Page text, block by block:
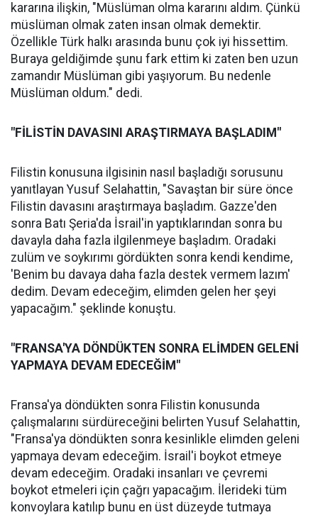
kararına ilişkin, "Müslüman olma kararını aldım. Çünkü
müslüman olmak zaten insan olmak demektir.
Özellikle Türk halkı arasında bunu çok iyi hissettim.
Buraya geldiğimde şunu fark ettim ki zaten ben uzun
zamandır Müslüman gibi yaşıyorum. Bu nedenle
Müslüman oldum." dedi.
"FİLİSTİN DAVASINI ARAŞTIRMAYA BAŞLADIM"
Filistin konusuna ilgisinin nasıl başladığı sorusunu
yanıtlayan Yusuf Selahattin, "Savaştan bir süre önce
Filistin davasını araştırmaya başladım. Gazze'den
sonra Batı Şeria'da İsrail'in yaptıklarından sonra bu
davayla daha fazla ilgilenmeye başladım. Oradaki
zulüm ve soykırımı gördükten sonra kendi kendime,
'Benim bu davaya daha fazla destek vermem lazım'
dedim. Devam edeceğim, elimden gelen her şeyi
yapacağım." şeklinde konuştu.
"FRANSA'YA DÖNDÜKTEN SONRA ELİMDEN GELENİ
YAPMAYA DEVAM EDECEĞİM"
Fransa'ya döndükten sonra Filistin konusunda
çalışmalarını sürdüreceğini belirten Yusuf Selahattin,
"Fransa'ya döndükten sonra kesinlikle elimden geleni
yapmaya devam edeceğim. İsrail'i boykot etmeye
devam edeceğim. Oradaki insanları ve çevremi
boykot etmeleri için çağrı yapacağım. İlerideki tüm
konvoylara katılıp bunu en üst düzeyde tutmaya